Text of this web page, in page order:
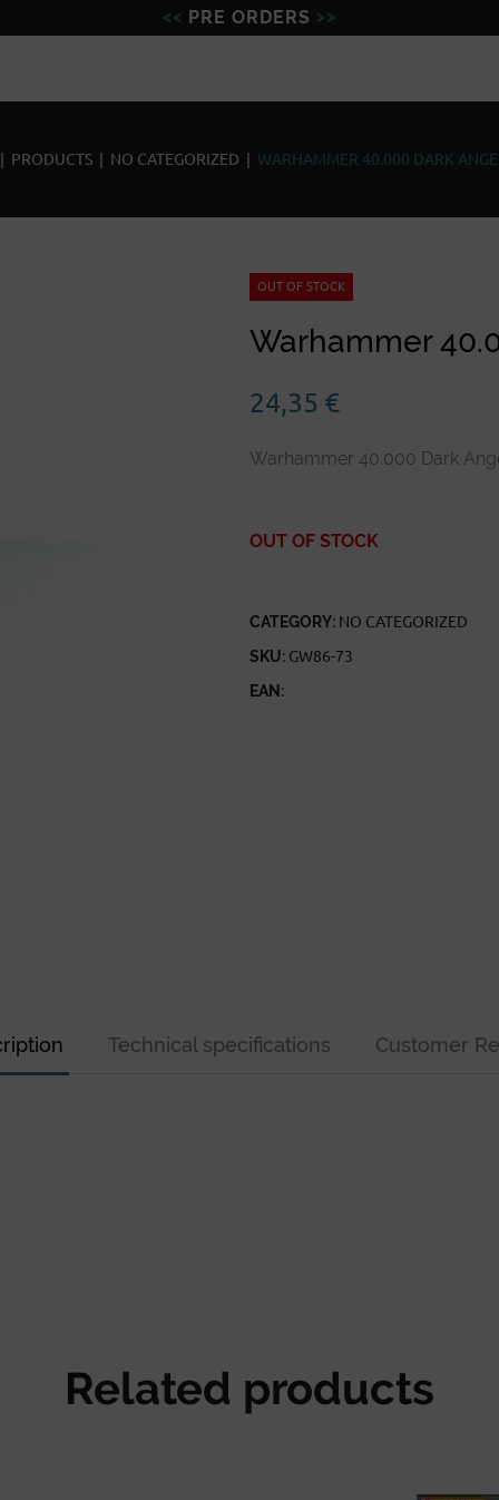
PRE ORDERS
Miniatures
PRODUCTS NO CATEGORIZED WARHAMMER 40.000 DARK
OUT OF STOCK
Warhammer
24,35 €
Warhammer 40.000 Dark
OUT OF STOCK
CATEGORY: NO CATEGORIZED
SKU: GW86-73
EAN:
Technical specifications Customer
Related products